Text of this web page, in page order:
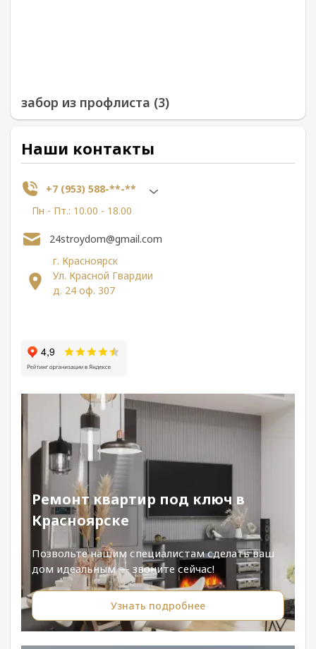
забор из профлиста (3)
Наши контакты
+7 (953) 588-**-**
Пн - Пт.: 10.00 - 18.00
г. Красноярск
Ул. Красной Гвардии
д. 24 оф. 307
24stroydom@gmail.com
Ремонт квартир под ключ в
Красноярске
Позвольте нашим специалистам сделать ваш
дом идеальным — звоните сейчас!
Узнать подробнее